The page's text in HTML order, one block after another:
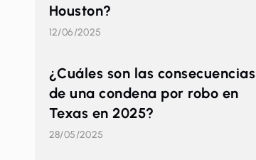
Houston?
12/06/2025
¿Cuáles son las consecuencias
de una condena por robo en
Texas en 2025?
28/05/2025